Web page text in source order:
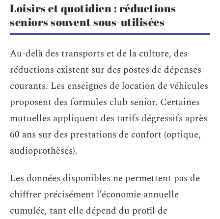
Loisirs et quotidien : réductions
seniors souvent sous-utilisées
Au-delà des transports et de la culture, des
réductions existent sur des postes de dépenses
courants. Les enseignes de location de véhicules
proposent des formules club senior. Certaines
mutuelles appliquent des tarifs dégressifs après
60 ans sur des prestations de confort (optique,
audioprothèses).
Les données disponibles ne permettent pas de
chiffrer précisément l’économie annuelle
cumulée, tant elle dépend du profil de